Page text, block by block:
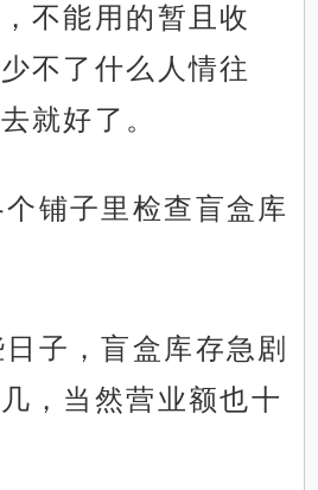
不能用的暂且收
不了什么人情往
就好了。
铺子里检查盲盒库
子，盲盒库存急剧
，当然营业额也十